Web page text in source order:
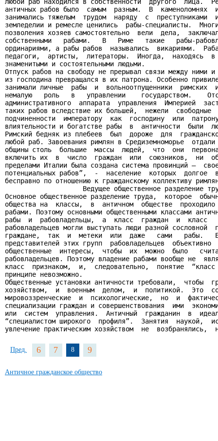
античных рабов было  самым  разным.  В  каменоломнях
занимались тяжелым  трудом  наряду  с  преступниками
земледелии и ремесле ценились  рабы-специалисты.
позволения хозяев самостоятельно  вели  дела,
собственными   рабами.   В   Риме   такие   рабы-
ординариями, а рабы рабов  назывались  викариями.
педагоги,  артисты,  литераторы.  Иногда,  находясь
знаменитыми и состоятельными людьми.
Отпуск рабов на свободу не прерывал связи между ними
из господина превращался в их патрона. Особенно
занимали личные  рабы  и  вольноотпущенники  римских
немалую   роль   в   управлении    государством.
административного  аппарата  управления  Империей
таких рабов вследствие их большей,  нежели
подчиненности  императору  как  господину  или
влиятельности и богатстве рабы  в  античности  были
Римский бедняк из плебеев  был  дороже  для
любой раб. Завоевания римлян в Средиземноморье
общины столь  большие  массы  людей,  что  они
включить их  в  число  граждан  или  союзников,  ни
пределами Италии была создана система провинций –
потенциальных рабов”,  -  население  которых  долгое
бесправно по отношению к гражданскому коллективу
Ведущее общественное разделение
Основное общественное разделение труда,  которое
общества на  классы,  в  античном  обществе
рабами. Поэтому основными общественными классами
рабы  и  рабовладельцы,  а  класс  граждан  и  класс
рабовладельцев могли выступать люди разной сословной
граждане,  так  и  метеки  или  даже   сами   рабы.
представителей этих групп  рабовладельцев
общественные  интересы,  чтобы  их  можно  было
рабовладельцев. Поэтому владение рабами вообще не
класс  признаком,  и,  следовательно,  понятие
принципе невозможно.
Общественные установки античности требовали,  чтобы
хозяйством,  и  военным  делом,  и  политикой.  Это
мировоззренческие  и  психологические,  но  и
специализации граждан и совершенствования  ими
или  систем  управления.  Античный  гражданин  в
“специалистом широкого  профиля”.  Занятия  наукой,
увлечение практическим хозяйством  не  возбранялись,
Пред. 6 7 8 9
Античное гражданское общество